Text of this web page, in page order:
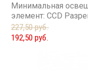
Минимальная
элемент: CCD
227,50 руб.
192,50 руб.